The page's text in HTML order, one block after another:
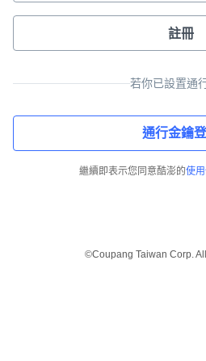
註冊
若你已設置通
通行金鑰
繼續即表示您同意酷澎的使
©Coupang Taiwan Corp.